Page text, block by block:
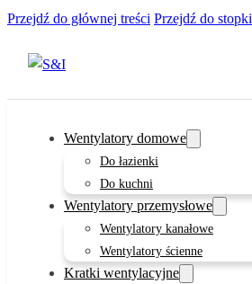
Przejdź do głównej treści Przejdź do stopki
Wentylatory domowe
Do łazienki
Do kuchni
Wentylatory przemysłowe
Wentylatory kanałowe
Wentylatory ścienne
Kratki wentylacyjne